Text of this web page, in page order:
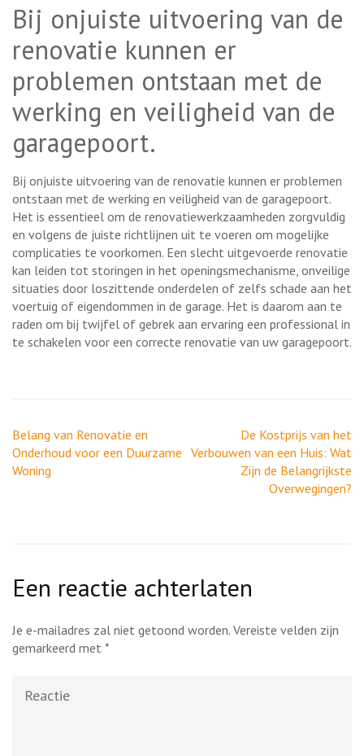
Bij onjuiste uitvoering van de
renovatie kunnen er
problemen ontstaan met de
werking en veiligheid van de
garagepoort.
Bij onjuiste uitvoering van de renovatie kunnen er problemen
ontstaan met de werking en veiligheid van de garagepoort.
Het is essentieel om de renovatiewerkzaamheden zorgvuldig
en volgens de juiste richtlijnen uit te voeren om mogelijke
complicaties te voorkomen. Een slecht uitgevoerde renovatie
kan leiden tot storingen in het openingsmechanisme, onveilige
situaties door loszittende onderdelen of zelfs schade aan het
voertuig of eigendommen in de garage. Het is daarom aan te
raden om bij twijfel of gebrek aan ervaring een professional in
te schakelen voor een correcte renovatie van uw garagepoort.
Berichtnavigatie
Belang van Renovatie en
Onderhoud voor een Duurzame
Woning
De Kostprijs van het
Verbouwen van een Huis: Wat
Zijn de Belangrijkste
Overwegingen?
Een reactie achterlaten
Je e-mailadres zal niet getoond worden. Vereiste velden zijn
gemarkeerd met *